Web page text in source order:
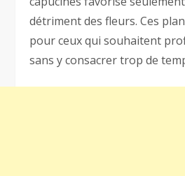
détriment des fleurs. Ces
pour ceux qui souhaitent
sans y consacrer trop de